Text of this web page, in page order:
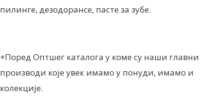
пилинге, дезодорансе, пасте за зубе.
+Поред Оптшег каталога у коме су наши главни
производи које увек имамо у понуди, имамо и
колекције.